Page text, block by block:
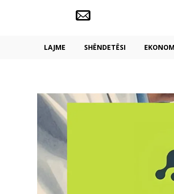
LAJME SHËNDETËSI